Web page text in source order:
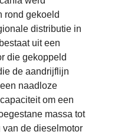
rond gekoeld
distributie in
uit een
die gekoppeld
de aandrijflijn
naadloze
om een
massa tot
de dieselmotor